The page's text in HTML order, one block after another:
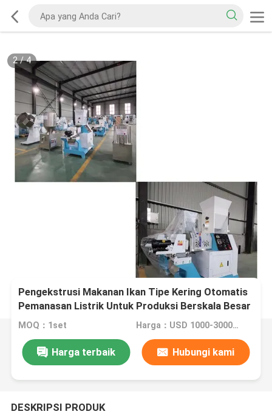
2/4
Pengekstrusi Makanan Ikan Tipe Kering Otomatis
Pemanasan Listrik Untuk Produksi Berskala Besar
MOQ：1set Harga：USD 1000-3000set
Harga terbaik Hubungi kami
DESKRIPSI PRODUK